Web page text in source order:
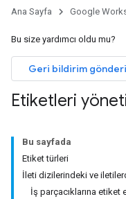
Ana Sayfa Google
Bu size yardımcı oldu mu?
Geri bildirim
Etiketleri
Bu sayfada
Etiket türleri
İleti dizilerindeki ve
İş parçacıklarına etiket